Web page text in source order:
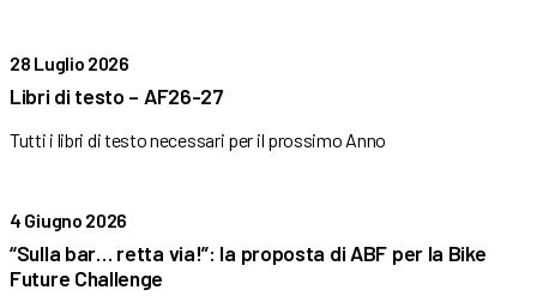
28 Luglio 2026
Libri di testo – AF26-27
Tutti i libri di testo necessari per il prossimo Anno
4 Giugno 2026
“Sulla bar… retta via!”: la proposta di ABF per la Bike
Future Challenge